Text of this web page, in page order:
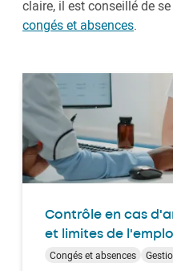
claire, il est conseillé de
congés et absences.
Contrôle en cas
et limites de
Congés et absences